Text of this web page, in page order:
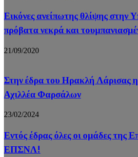
Εικόνες ανείπωτης θλίψης στην
πρόβατα νεκρά και
21/09/2020
Στην έδρα του Ηρακλή Λάρισας η
Αχιλλέα Φαρσάλων
23/02/2024
Εντός έδρας όλες οι ομάδες της
ΕΠΣΝΛ!